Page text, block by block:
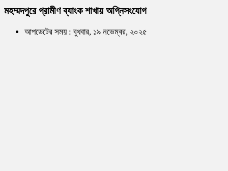
মহম্মদপুরে গ্রামীণ ব্যাংক শাখায় অগ্নিসংযোগ
আপডেটের সময় : বুধবার, ১৯ নভেম্বর, ২০২৫